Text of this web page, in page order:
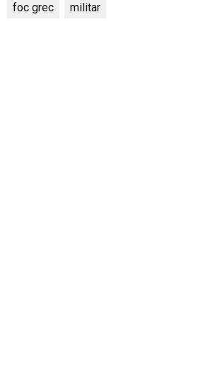
foc grec
militar